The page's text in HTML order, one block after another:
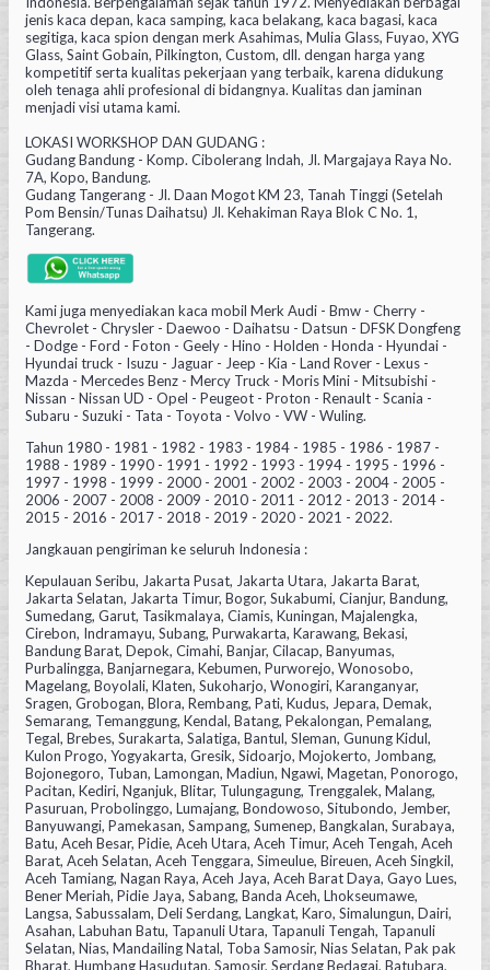
jenis kaca depan, kaca samping, kaca belakang, kaca bagasi, kaca
segitiga, kaca spion dengan merk Asahimas, Mulia Glass, Fuyao, XYG
Glass, Saint Gobain, Pilkington, Custom, dll. dengan harga yang
kompetitif serta kualitas pekerjaan yang terbaik, karena didukung
oleh tenaga ahli profesional di bidangnya. Kualitas dan jaminan
menjadi visi utama kami.
LOKASI WORKSHOP DAN GUDANG :
Gudang Bandung - Komp. Cibolerang Indah, Jl. Margajaya Raya No.
7A, Kopo, Bandung.
Gudang Tangerang - Jl. Daan Mogot KM 23, Tanah Tinggi (Setelah
Pom Bensin/Tunas Daihatsu) Jl. Kehakiman Raya Blok C No. 1,
Tangerang.
Kami juga menyediakan kaca mobil Merk Audi - Bmw - Cherry -
Chevrolet - Chrysler - Daewoo - Daihatsu - Datsun - DFSK Dongfeng
- Dodge - Ford - Foton - Geely - Hino - Holden - Honda - Hyundai -
Hyundai truck - Isuzu - Jaguar - Jeep - Kia - Land Rover - Lexus -
Mazda - Mercedes Benz - Mercy Truck - Moris Mini - Mitsubishi -
Nissan - Nissan UD - Opel - Peugeot - Proton - Renault - Scania -
Subaru - Suzuki - Tata - Toyota - Volvo - VW - Wuling.
Tahun 1980 - 1981 - 1982 - 1983 - 1984 - 1985 - 1986 - 1987 -
1988 - 1989 - 1990 - 1991 - 1992 - 1993 - 1994 - 1995 - 1996 -
1997 - 1998 - 1999 - 2000 - 2001 - 2002 - 2003 - 2004 - 2005 -
2006 - 2007 - 2008 - 2009 - 2010 - 2011 - 2012 - 2013 - 2014 -
2015 - 2016 - 2017 - 2018 - 2019 - 2020 - 2021 - 2022.
Jangkauan pengiriman ke seluruh Indonesia :
Kepulauan Seribu, Jakarta Pusat, Jakarta Utara, Jakarta Barat,
Jakarta Selatan, Jakarta Timur, Bogor, Sukabumi, Cianjur, Bandung,
Sumedang, Garut, Tasikmalaya, Ciamis, Kuningan, Majalengka,
Cirebon, Indramayu, Subang, Purwakarta, Karawang, Bekasi,
Bandung Barat, Depok, Cimahi, Banjar, Cilacap, Banyumas,
Purbalingga, Banjarnegara, Kebumen, Purworejo, Wonosobo,
Magelang, Boyolali, Klaten, Sukoharjo, Wonogiri, Karanganyar,
Sragen, Grobogan, Blora, Rembang, Pati, Kudus, Jepara, Demak,
Semarang, Temanggung, Kendal, Batang, Pekalongan, Pemalang,
Tegal, Brebes, Surakarta, Salatiga, Bantul, Sleman, Gunung Kidul,
Kulon Progo, Yogyakarta, Gresik, Sidoarjo, Mojokerto, Jombang,
Bojonegoro, Tuban, Lamongan, Madiun, Ngawi, Magetan, Ponorogo,
Pacitan, Kediri, Nganjuk, Blitar, Tulungagung, Trenggalek, Malang,
Pasuruan, Probolinggo, Lumajang, Bondowoso, Situbondo, Jember,
Banyuwangi, Pamekasan, Sampang, Sumenep, Bangkalan, Surabaya,
Batu, Aceh Besar, Pidie, Aceh Utara, Aceh Timur, Aceh Tengah, Aceh
Barat, Aceh Selatan, Aceh Tenggara, Simeulue, Bireuen, Aceh Singkil,
Aceh Tamiang, Nagan Raya, Aceh Jaya, Aceh Barat Daya, Gayo Lues,
Bener Meriah, Pidie Jaya, Sabang, Banda Aceh, Lhokseumawe,
Langsa, Sabussalam, Deli Serdang, Langkat, Karo, Simalungun, Dairi,
Asahan, Labuhan Batu, Tapanuli Utara, Tapanuli Tengah, Tapanuli
Selatan, Nias, Mandailing Natal, Toba Samosir, Nias Selatan, Pak pak
Bharat, Humbang Hasudutan, Samosir, Serdang Bedagai, Batubara,